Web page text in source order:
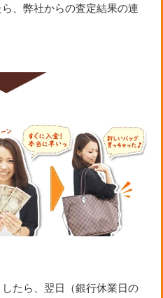
、弊社からの査定結果の連
たら、翌日（銀行休業日の